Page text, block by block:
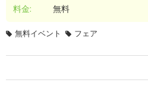
料金: 無料
無料イベント フェア